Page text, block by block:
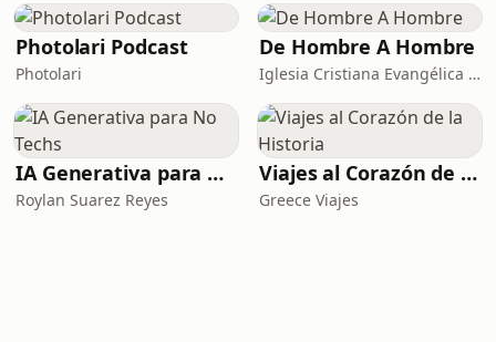
Photolari Podcast
Photolari
De Hombre A Hombre
Iglesia Cristiana Evangélica de Chamartín
IA Generativa para No Techs
Roylan Suarez Reyes
Viajes al Corazón de la Historia
Greece Viajes